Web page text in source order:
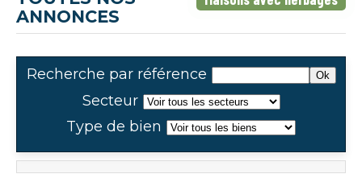
ANNONCES
Recherche par référence
Secteur
Type de bien